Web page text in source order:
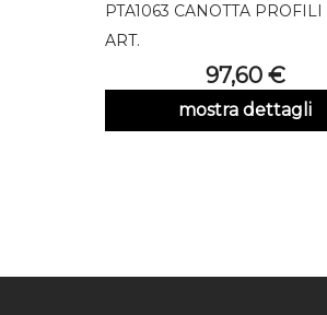
PTA1063 CANOTTA PROFILI
ART.
Prezzo
97,60 €
mostra dettagli